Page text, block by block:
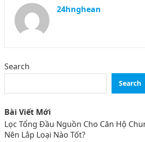
24hnghean
Search
Search
Bài Viết Mới
Lọc Tổng Đầu Nguồn Cho Căn Hộ
Nên Lắp Loại Nào Tốt?